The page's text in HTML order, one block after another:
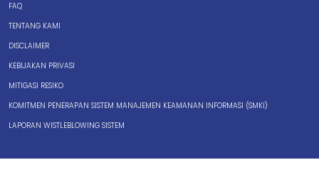
FAQ
TENTANG KAMI
DISCLAIMER
KEBIJAKAN PRIVASI
MITIGASI RESIKO
KOMITMEN PENERAPAN SISTEM MANAJEMEN KEAMANAN INFORMASI (SMKI)
LAPORAN WISTLEBLOWING SISTEM